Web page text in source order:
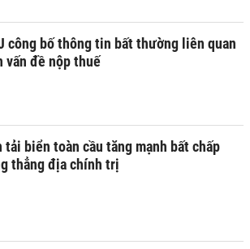
công bố thông tin bất thường liên quan
vấn đề nộp thuế
tải biển toàn cầu tăng mạnh bất chấp
thẳng địa chính trị